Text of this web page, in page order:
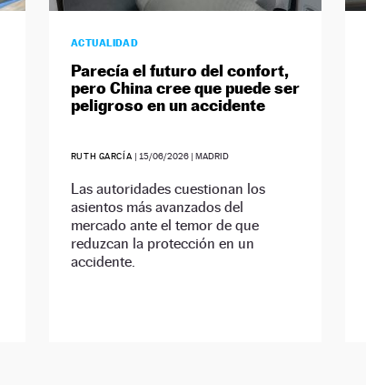
ACTUALIDAD
Parecía el futuro del confort,
pero China cree que puede ser
peligroso en un accidente
RUTH GARCÍA | 15/06/2026| MADRID
Las autoridades cuestionan los
asientos más avanzados del
mercado ante el temor de que
reduzcan la protección en un
accidente.